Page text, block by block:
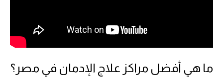
ما هي أفضل مراكز علاج الإدمان في مصر؟